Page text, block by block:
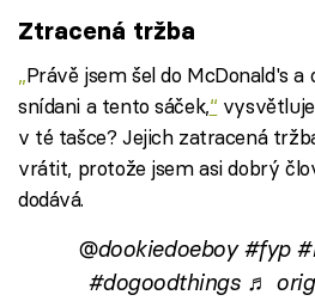
Ztracená tržba
„Právě jsem šel do McDonald's a
snídani a tento sáček,“
v té tašce? Jejich zatracená
vrátit, protože jsem asi dobrý
dodává.
@dookiedoeboy #fyp
#dogoodthings ♬